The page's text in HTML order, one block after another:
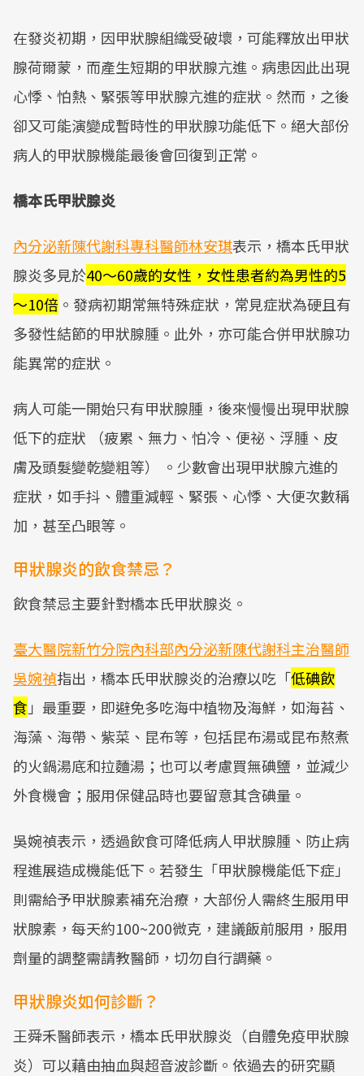
在發炎初期，因甲狀腺組織受破壞，可能釋放出甲狀
腺荷爾蒙，而產生短期的甲狀腺亢進。病患因此出現
心悸、怕熱、緊張等甲狀腺亢進的症狀。然而，之後
卻又可能演變成暫時性的甲狀腺功能低下。絕大部份
病人的甲狀腺機能最後會回復到正常。
橋本氏甲狀腺炎
內分泌新陳代謝科專科醫師林安琪表示，橋本氏甲狀
腺炎多見於40～60歲的女性 ，女性患者約為男性的5
～10倍 。發病初期常無特殊症狀，常見症狀為硬且有
多發性結節的甲狀腺腫。此外，亦可能合併甲狀腺功
能異常的症狀。
病人可能一開始只有甲狀腺腫，後來慢慢出現甲狀腺
低下的症狀 （疲累、無力、怕冷、便祕、浮腫、皮
膚及頭髮變乾變粗等） 。少數會出現甲狀腺亢進的
症狀，如手抖、體重減輕、緊張、心悸、大便次數稱
加，甚至凸眼等。
甲狀腺炎的飲食禁忌？
飲食禁忌主要針對橋本氏甲狀腺炎。
臺大醫院新竹分院內科部內分泌新陳代謝科主治醫師
吳婉禎指出，橋本氏甲狀腺炎的治療以吃「低碘飲
食 」最重要，即避免多吃海中植物及海鮮，如海苔、
海藻、海帶、紫菜、昆布等，包括昆布湯或昆布熬煮
的火鍋湯底和拉麵湯；也可以考慮買無碘鹽，並減少
外食機會；服用保健品時也要留意其含碘量。
吳婉禎表示，透過飲食可降低病人甲狀腺腫、防止病
程進展造成機能低下。若發生「甲狀腺機能低下症」
則需給予甲狀腺素補充治療，大部份人需終生服用甲
狀腺素，每天約100~200微克，建議飯前服用，服用
劑量的調整需請教醫師，切勿自行調藥。
甲狀腺炎如何診斷？
王舜禾醫師表示，橋本氏甲狀腺炎（自體免疫甲狀腺
炎）可以藉由抽血與超音波診斷。依過去的研究顯